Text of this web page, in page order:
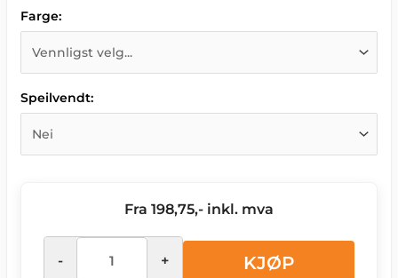
Farge:
Speilvendt:
Fra 198,75,- inkl. mva
- + KJØP